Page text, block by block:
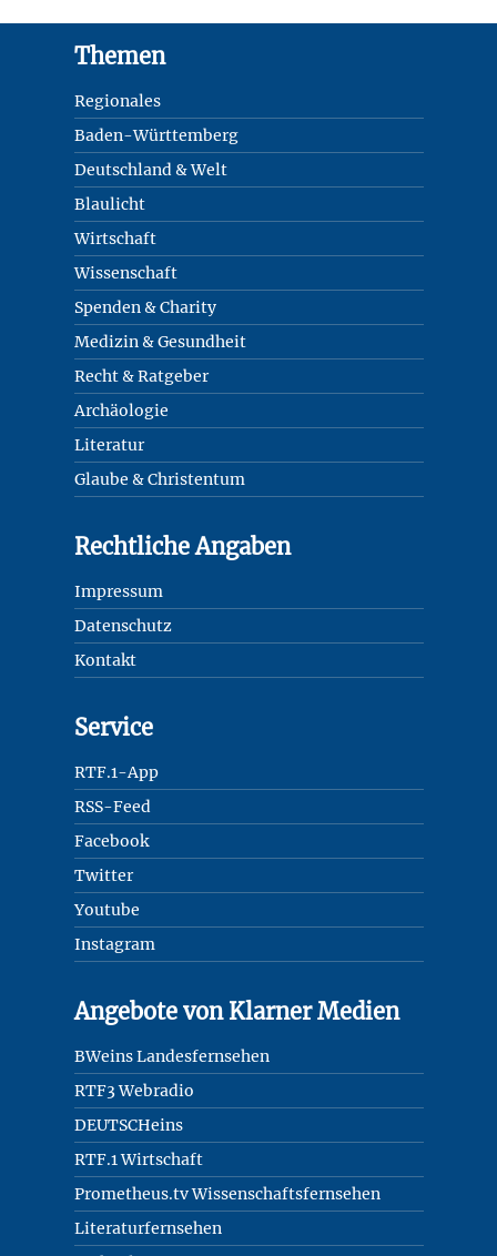
Themen
Regionales
Baden-Württemberg
Deutschland & Welt
Blaulicht
Wirtschaft
Wissenschaft
Spenden & Charity
Medizin & Gesundheit
Recht & Ratgeber
Archäologie
Literatur
Glaube & Christentum
Rechtliche Angaben
Impressum
Datenschutz
Kontakt
Service
RTF.1-App
RSS-Feed
Facebook
Twitter
Youtube
Instagram
Angebote von Klarner Medien
BWeins Landesfernsehen
RTF3 Webradio
DEUTSCHeins
RTF.1 Wirtschaft
Prometheus.tv Wissenschaftsfernsehen
Literaturfernsehen